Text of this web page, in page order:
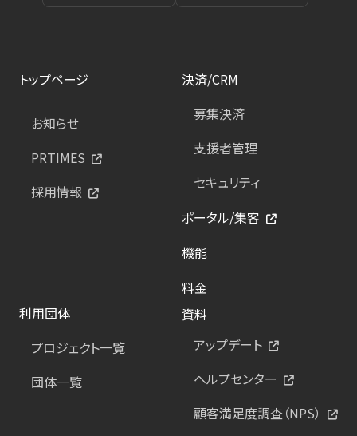
トップページ
お知らせ
PRTIMES
採用情報
決済/CRM
募集決済
支援者管理
セキュリティ
ポータル/集客
機能
料金
利用団体
プロジェクト一覧
団体一覧
資料
アップデート
ヘルプセンター
顧客満足度調査（NPS）